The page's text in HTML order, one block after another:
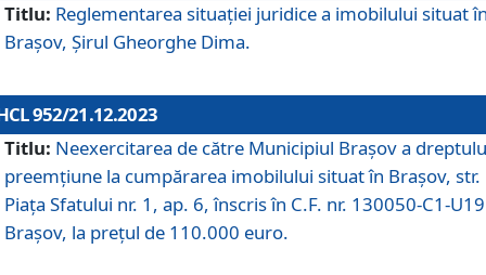
Titlu: Reglementarea situației juridice a imobilului situat
Brașov, Șirul Gheorghe Dima.
952/21.12.2023
Titlu: Neexercitarea de către Municipiul Brașov a
preemțiune la cumpărarea imobilului situat în Brașov, str.
Piața Sfatului nr. 1, ap. 6, înscris în C.F. nr. 130050-C1-U19
Brașov, la prețul de 110.000 euro.